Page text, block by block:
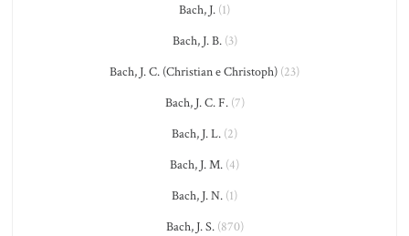
Bach, J. (1)
Bach, J. B.(3)
Bach, J. C. (Christian e Christoph) (23)
Bach, J. C. F.(7)
Bach, J. L. (2)
Bach, J. M. (4)
Bach, J. N. (1)
Bach, J. S.(870)